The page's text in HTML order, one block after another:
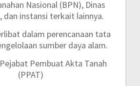
Nasional (BPN), Dinas
dan instansi terkait lainnya.
dalam perencanaan tata
sumber daya alam.
Pembuat Akta Tanah
(PPAT)